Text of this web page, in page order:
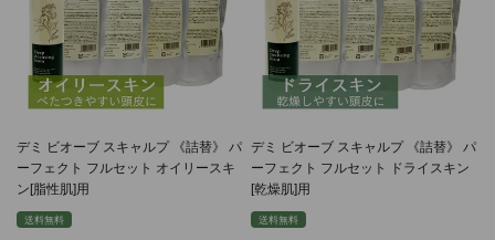
デミ ビオーブ スキャルプ 《詰替》 パ
ーフェクト フルセット オイリースキ
ン[脂性肌]用
送料無料
デミ ビオーブ スキャルプ 《詰替》 パ
ーフェクト フルセット ドライスキン
[乾燥肌]用
送料無料